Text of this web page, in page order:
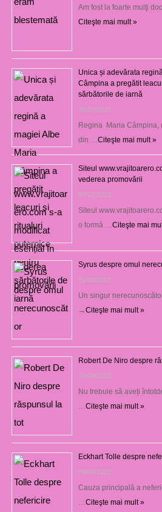
Am fost la foarte mulţi
Citeşte mai mult »
Unica și adevărata
Câmpina a pregătit
sărbătorile de iarnă
26/12/2023
Regina Maria Câmpina,
din … Citeşte mai mult »
Siteul
vederea promovării
07/12/2023
Siteul
o formă … Citeşte mai
Syrus despre omul
11/09/2023
Un singur
→Citeşte mai mult »
Robert De Niro despre
10/09/2023
Nu trebuie să aveți
Citeşte mai mult »
Eckhart Tolle despre
09/09/2023
Cauza principală a
Citeşte mai mult »